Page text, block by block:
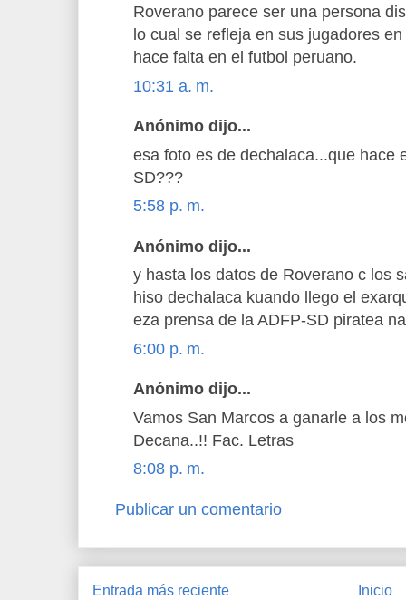
Roverano parece ser una persona
lo cual se refleja en sus jugadores
hace falta en el futbol peruano.
10:31 a. m.
Anónimo dijo...
esa foto es de dechalaca...que hace
SD???
5:58 p. m.
Anónimo dijo...
y hasta los datos de Roverano c los
hiso dechalaca kuando llego el
eza prensa de la ADFP-SD piratea
6:00 p. m.
Anónimo dijo...
Vamos San Marcos a ganarle a los
Decana..!! Fac. Letras
8:08 p. m.
Publicar un comentario
Entrada más reciente Inicio